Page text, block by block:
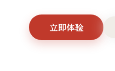
立即体验